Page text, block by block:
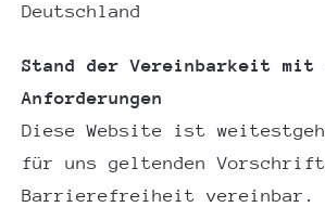
Deutschland
Stand der Vereinbarkeit mit
Anforderungen
Diese Website ist
für uns geltenden
Barrierefreiheit vereinbar.